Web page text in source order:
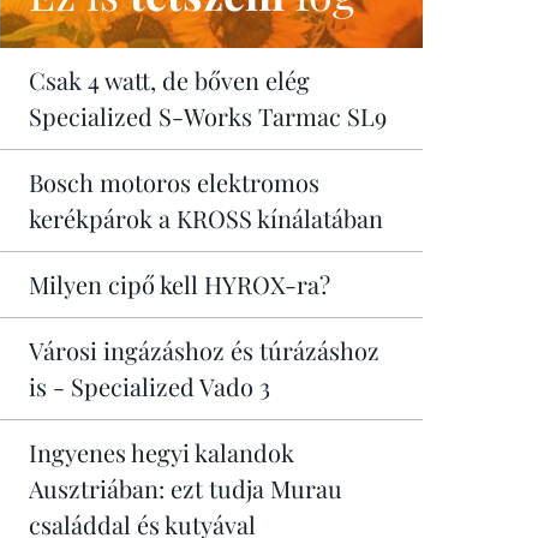
Csak 4 watt, de bőven elég
Specialized S-Works Tarmac SL9
Bosch motoros elektromos
kerékpárok a KROSS kínálatában
Milyen cipő kell HYROX-ra?
Városi ingázáshoz és túrázáshoz
is - Specialized Vado 3
Ingyenes hegyi kalandok
Ausztriában: ezt tudja Murau
családdal és kutyával